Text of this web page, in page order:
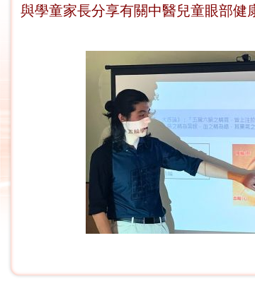
與學童家長分享有關中醫兒童眼部健